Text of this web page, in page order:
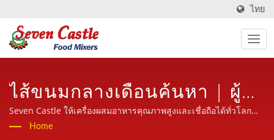
ไทย
ไส้ขนมกลางเดือนค้นหา | ผู้
ผลิตเครื่องผสมอาหารเป็นเวลา
Seven Castle ให้เครื่องผสมอาหารคุณภาพสูงและเชื่อถือได้ทั่วโลก
พร้อมบริการที่เป็นมิตร มืออาชีพและมีประสบการณ์
Home